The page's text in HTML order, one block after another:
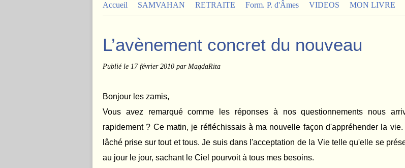
Accueil SAMVAHAN RETRAITE Form. P. d'Âmes VIDEOS MON LIVRE
L’avènement concret du nouveau
Publié le 17 février 2010 par MagdaRita
Bonjour les zamis,
Vous avez remarqué comme les réponses à nos questionnements nous
rapidement ? Ce matin, je réfléchissais à ma nouvelle façon d'appréhender la vie.
lâché prise sur tout et tous. Je suis dans l'acceptation de la Vie telle qu'elle se
au jour le jour, sachant le Ciel pourvoit à tous mes besoins.